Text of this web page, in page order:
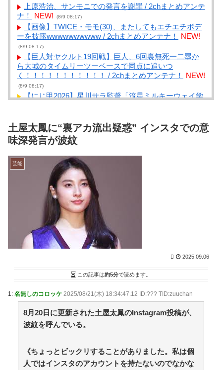
上原浩治、サンモニでの発言を謝罪 / 2chまとめアンテ
ナ！
NEW! (8/9 08:17)
【画像】TWICE・モモ(30)、またしてもエチエチボデ
ーを披露wwwwwwwwww / 2chまとめアンテナ！
NEW!
(8/9 08:17)
【巨人対ヤクルト19回戦】巨人、6回裏無死一二塁か
ら大城のタイムリーツーベースで同点に追いつ
く！！！！！！！！！！！ / 2chまとめアンテナ！
NEW!
(8/9 08:17)
【にじ甲2026】星川サラ監督「流星ミルキーウェイ学
【にじ甲2026】不破湊「ギラギラホスト高校」が甲子
園3連覇＆超名門到達で完結！公式戦通算52勝を叩き出
した堅実×大胆の神采配 / まとめるZ
【R-18】やる夫は裏の世界を生きるサマナーのようで
す【オリジナルメガテン】 第三話 ナビゲーター、ア
カネ / まとめるZ
NEW!
呼び名は100種類以上 「御座候」「回転焼き」
「暫」…あんこ入りのあの和菓子を関西では何と呼
ぶ？ 姫路では「御座候」米原では「暫」 関西圏を離
れると「大判焼き」に “境界線”を調査 / まとめる
(8/9 08:04)
何の気なしにまとめブログ回ってたら 10年も昔に描い
た絵が貼られてた【再】 / まとめるZ
【絶望】学校の遠足「おやつは7000円までだぞ」 /
トー横キッズ、大人に失望「悩み相談しても○○されて
NEW! (8/9 08:00)
【動画】秋田県職員、ラブホテルから記者会見ｗ /
NEWまとめサイトアンテナ！ NEW! (8/9 08:00)
『ポケモンカード』バンダイのカードゲームも転売対
ネットやSNSが昔よりつまらなくなった人 / NEWまと
めサイトアンテナ！ NEW! (8/9 07:57)
土屋太鳳に“裏アカ流出疑惑” インスタでの意
味深発言が波紋
芸能
2025.09.06
この記事は約5分で読めます。
1: 名無しのコロッケ 2025/08/21(木) 18:34:47.12 ID:??? TID:zuuchan
8月20日に更新された土屋太鳳のInstagram投稿が、
波紋を呼んでいる。
《ちょっとビックリすることがありました。私は個
人ではインスタのアカウントを持たないのでなかな